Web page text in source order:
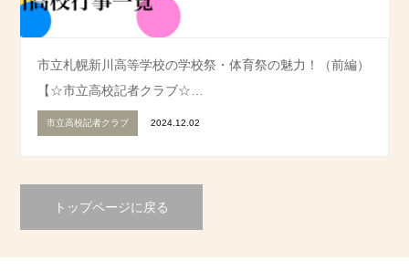
市立札幌新川高等学校の学校祭・体育祭の魅力！（前編）
【☆市立高校記者クラブ☆…
市立高校記者クラブ 2024.12.02
トップページに戻る